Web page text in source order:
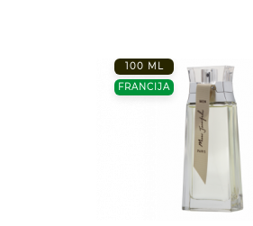
100 ML
FRANCIJA